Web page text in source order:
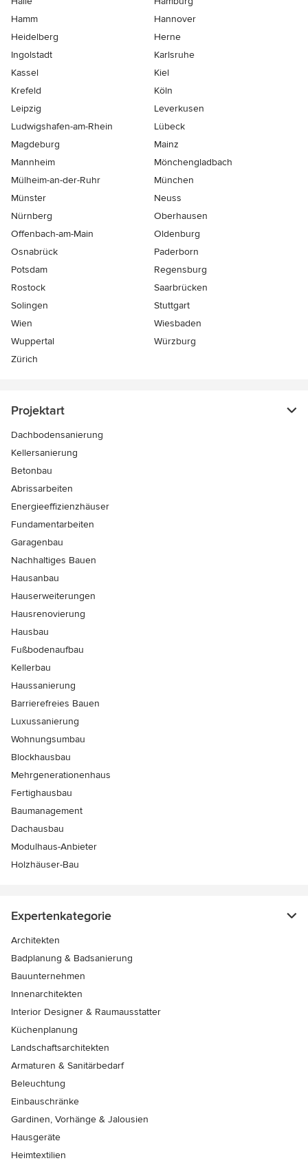
Hamm
Hannover
Heidelberg
Herne
Ingolstadt
Karlsruhe
Kassel
Kiel
Krefeld
Köln
Leipzig
Leverkusen
Ludwigshafen-am-Rhein
Lübeck
Magdeburg
Mainz
Mannheim
Mönchen­gladbach
Mülheim-an-der-Ruhr
München
Münster
Neuss
Nürnberg
Oberhausen
Offenbach-am-Main
Oldenburg
Osnabrück
Paderborn
Potsdam
Regensburg
Rostock
Saarbrücken
Solingen
Stuttgart
Wien
Wiesbaden
Wuppertal
Würzburg
Zürich
Projektart
Dachbodensanierung
Kellersanierung
Betonbau
Abrissarbeiten
Energieeffizienzhäuser
Fundamentarbeiten
Garagenbau
Nachhaltiges Bauen
Hausanbau
Hauserweiterungen
Hausrenovierung
Hausbau
Fußbodenaufbau
Kellerbau
Haussanierung
Barrierefreies Bauen
Luxussanierung
Wohnungsumbau
Blockhausbau
Mehrgenerationenhaus
Fertighausbau
Baumanagement
Dachausbau
Modulhaus-Anbieter
Holzhäuser-Bau
Expertenkategorie
Architekten
Badplanung & Badsanierung
Bauunternehmen
Innenarchitekten
Interior Designer & Raumausstatter
Küchenplanung
Landschaftsarchitekten
Armaturen & Sanitärbedarf
Beleuchtung
Einbauschränke
Gardinen, Vorhänge & Jalousien
Hausgeräte
Heimtextilien